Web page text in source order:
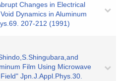
Changes in Electrical
Dynamics in Aluminum
207-212 (1991)
Film Using Microwave
Jpn.J.Appl.Phys.30.